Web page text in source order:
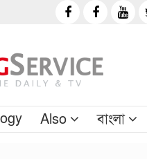
Also বাংলা